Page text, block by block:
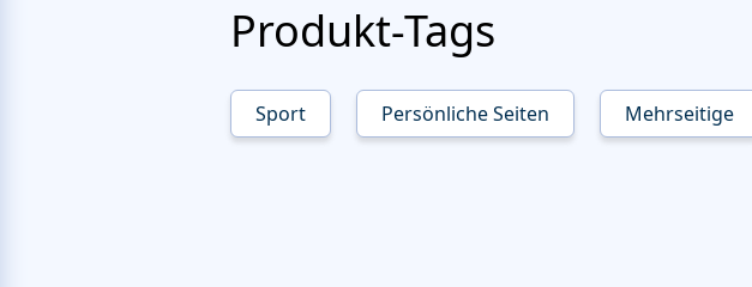
Produkt-Tags
Sport Persönliche Seiten Mehrseitige